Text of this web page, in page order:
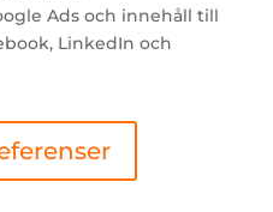
Ads och innehåll till
LinkedIn och